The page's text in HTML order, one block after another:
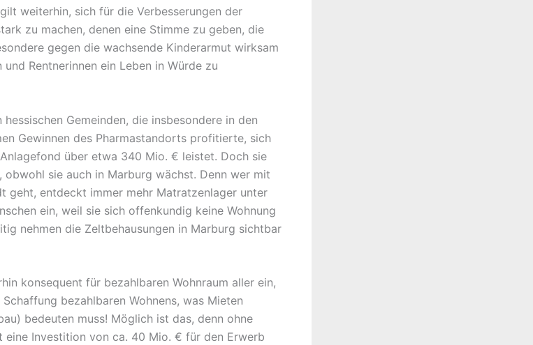
weiterhin, sich für die Verbesserungen der
zu machen, denen eine Stimme zu geben, die
gegen die wachsende Kinderarmut wirksam
Rentnerinnen ein Leben in Würde zu
Gemeinden, die insbesondere in den
Gewinnen des Pharmastandorts profitierte, sich
über etwa 340 Mio. € leistet. Doch sie
sie auch in Marburg wächst. Denn wer mit
geht, entdeckt immer mehr Matratzenlager unter
ein, weil sie sich offenkundig keine Wohnung
nehmen die Zeltbehausungen in Marburg sichtbar
konsequent für bezahlbaren Wohnraum aller ein,
bezahlbaren Wohnens, was Mieten
bedeuten muss! Möglich ist das, denn ohne
eine Investition von ca. 40 Mio. € für den Erwerb